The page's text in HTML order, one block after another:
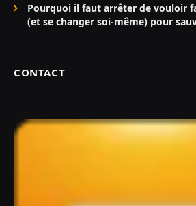
Pourquoi il faut arrêter de vouloir
(et se changer soi-même) pour
CONTACT